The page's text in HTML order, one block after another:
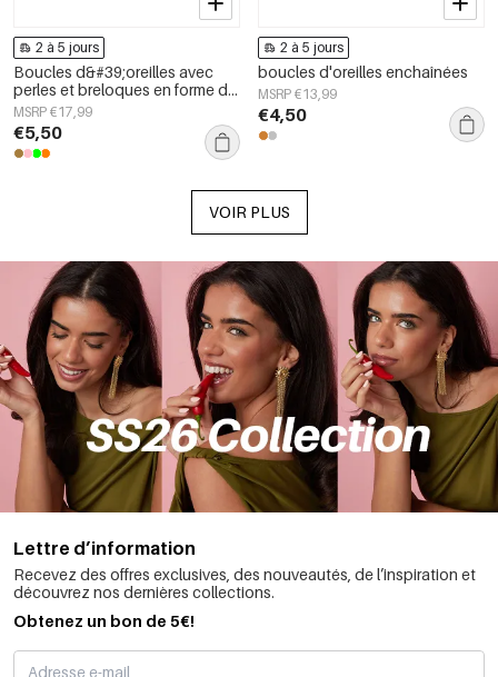
2 à 5 jours
Boucles d&#39;oreilles avec
perles et breloques en forme de
cœur
MSRP €17,99
€5,50
2 à 5 jours
boucles d'oreilles enchaînées
MSRP €13,99
€4,50
VOIR PLUS
Lettre d’information
Recevez des offres exclusives, des nouveautés, de l’inspiration et
découvrez nos dernières collections.
Obtenez un bon de 5€!